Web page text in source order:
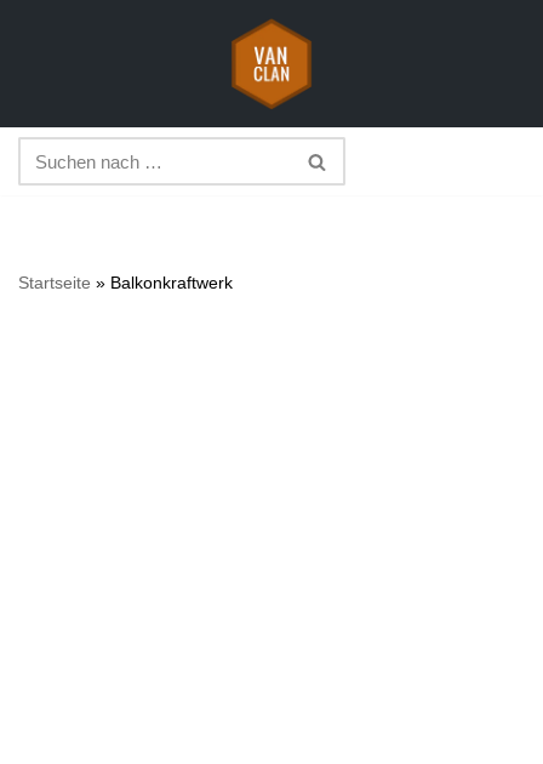
springen
Startseite » Balkonkraftwerk